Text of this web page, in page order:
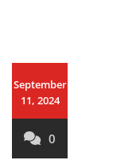
September
11, 2024
0